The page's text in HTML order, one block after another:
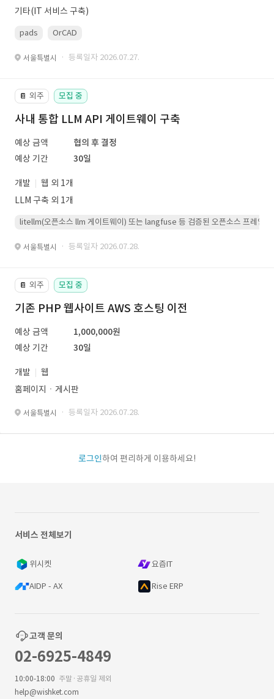
기타(IT 서비스 구축)
pads OrCAD
서울특별시 · 등록일자 2026.07.27.
📔 외주 모집 중
사내 통합 LLM API 게이트웨이 구축
예상 금액
협의 후 결정
예상 기간
30일
개발
웹 외 1개
LLM 구축 외 1개
litellm(오픈소스 llm 게이트웨이) 또는 langfuse 등 검증된 오픈소스 프레임워
서울특별시 · 등록일자 2026.07.28.
📔 외주 모집 중
기존 PHP 웹사이트 AWS 호스팅 이전
예상 금액
1,000,000원
예상 기간
30일
개발
웹
홈페이지ㆍ게시판
서울특별시 · 등록일자 2026.07.28.
로그인하여 편리하게 이용하세요!
서비스 전체보기
위시켓 요즘IT
AIDP - AX Rise ERP
고객 문의
02-6925-4849
10:00-18:00 주말·공휴일 제외
help@wishket.com